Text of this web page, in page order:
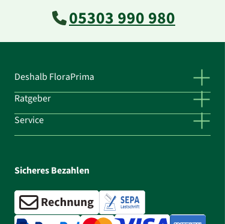
05303 990 980
Deshalb FloraPrima
Ratgeber
Service
Sicheres Bezahlen